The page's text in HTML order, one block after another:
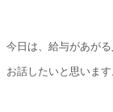
今日は、給与があが
お話したいと思います